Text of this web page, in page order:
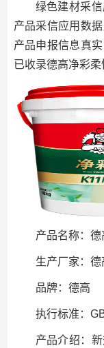
绿色建材采
产品采信应用数
产品申报信息真
已收录德高净彩柔
产品名称：
生产厂家：
品牌：德高
执行标准：
产品介绍：